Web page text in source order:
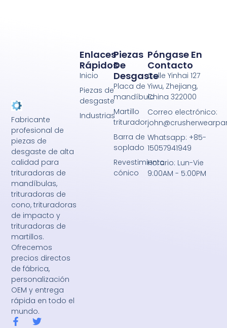
Fabricante
profesional de
piezas de
desgaste de alta
calidad para
trituradoras de
mandíbulas,
trituradoras de
cono, trituradoras
de impacto y
trituradoras de
martillos.
Ofrecemos
precios directos
de fábrica,
personalización
OEM y entrega
rápida en todo el
mundo.
F
T
Piezas
De
Desgaste
Placa de
mandíbula
Martillo
triturador
Barra de
soplado
Revestimiento
cónico
Enlaces
Rápidos
Inicio
Piezas de
desgaste
Industrias
Póngase En
Contacto
Calle Yinhai 127
Yiwu, Zhejiang,
China 322000
Correo electrónico:
Whatsapp: +85-
15057941949
Horario: Lun-Vie
9:00AM - 5:00PM